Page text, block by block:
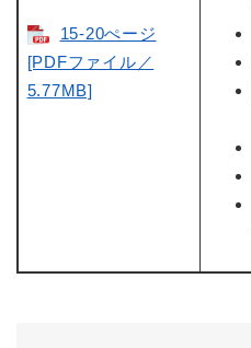
15-20ぺージ
[PDFファイル／
5.77MB]